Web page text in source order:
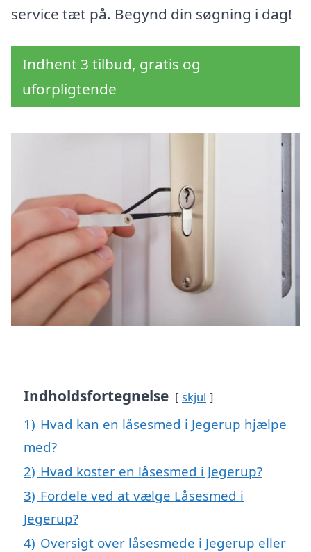
service tæt på. Begynd din søgning i dag!
Indhent 3 tilbud, gratis og
uforpligtende
Indholdsfortegnelse skjul
1) Hvad kan en låsesmed i Jegerup hjælpe
med?
2) Hvad koster en låsesmed i Jegerup?
3) Fordele ved at vælge Låsesmed i
Jegerup?
4) Oversigt over låsesmede i Jegerup eller